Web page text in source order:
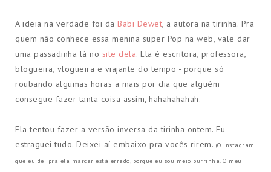
A ideia na verdade foi da Babi Dewet, a autora na tirinha. Pra
quem não conhece essa menina super Pop na web, vale dar
uma passadinha lá no site dela. Ela é escritora, professora,
blogueira, vlogueira e viajante do tempo - porque só
roubando algumas horas a mais por dia que alguém
consegue fazer tanta coisa assim, hahahahahah.
Ela tentou fazer a versão inversa da tirinha ontem. Eu
estraguei tudo. Deixei aí embaixo pra vocês rirem. (O Instagram
que eu dei pra ela marcar está errado, porque eu sou meio burrinha. O meu